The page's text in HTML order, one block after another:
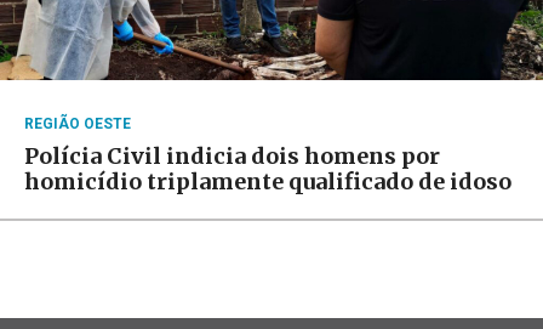
REGIÃO OESTE
Polícia Civil indicia dois homens por
homicídio triplamente qualificado de idoso